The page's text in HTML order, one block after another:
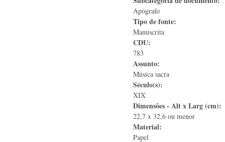
Apógrafo
Tipo de fonte:
Manuscrita
CDU:
783
Assunto:
Música sacra
Século(s):
XIX
Dimensões - Alt x Larg (cm):
22,7 x 32,6 ou menor
Material:
Papel